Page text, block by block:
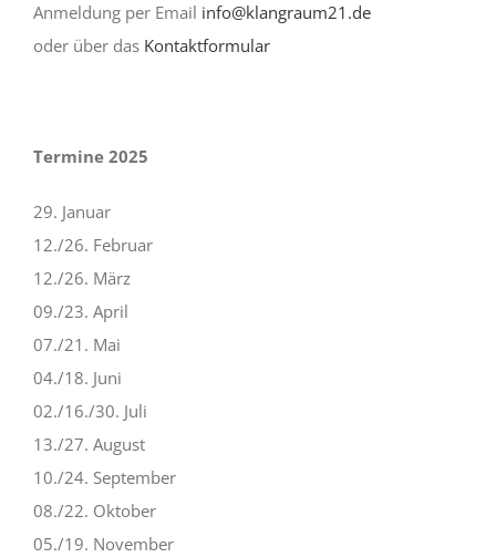
Anmeldung per Email info@klangraum21.de
oder über das Kontaktformular
Termine 2025
29. Januar
12./26. Februar
12./26. März
09./23. April
07./21. Mai
04./18. Juni
02./16./30. Juli
13./27. August
10./24. September
08./22. Oktober
05./19. November